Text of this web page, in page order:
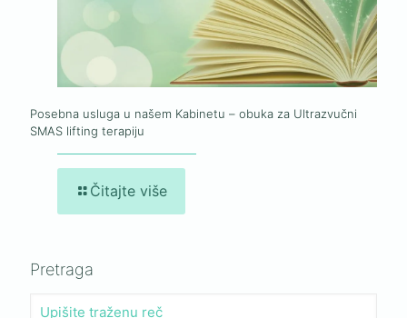
Posebna usluga u našem Kabinetu – obuka za Ultrazvučni
SMAS lifting terapiju
Čitajte više
Pretraga